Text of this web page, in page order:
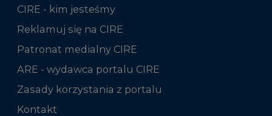
CIRE - kim jesteśmy
Reklamuj się na CIRE
Patronat medialny CIRE
ARE - wydawca portalu CIRE
Zasady korzystania z portalu
Kontakt